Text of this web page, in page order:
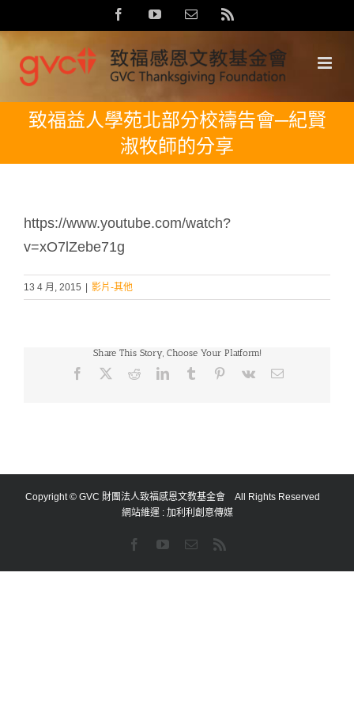
to
content
FacebookYouTubeEmail:
致福益人學苑北部分校禱告會─紀賢
淑牧師的分享
https://www.youtube.com/watch?
v=xO7lZebe71g
13 4 月, 2015 影片-其他
Share This Story, Choose Your Platform!
Facebook RedditLinkedInTumblr Pinterest
Vk Email:
Copyright © GVC 財團法人致福感恩文教基金會 All Rights Reserved
網站維運 : 加利利創意傳媒
FacebookYouTube
Email: